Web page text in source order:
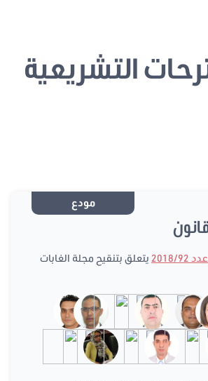
التشريعية
مودع
92 يتعلق بتنقيح مجلة الغابات